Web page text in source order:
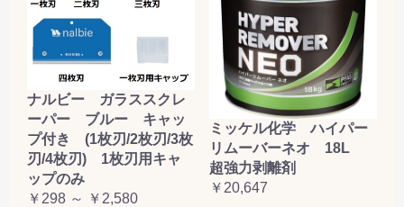
ナルビー ガラススクレ
ーパー ブルー キャッ
プ付き (1枚刃/2枚刃/3枚
刃/4枚刃) 1枚刃用キャ
ップのみ
￥298 ～ ￥2,580
ミッケル化学 ハイパー
リムーバーネオ 18L
超強力剥離剤
￥20,647